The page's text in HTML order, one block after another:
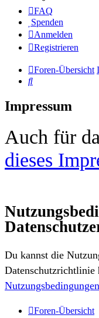
FAQ
Spenden
Anmelden
Registrieren
Foren-Übersicht
Suche
Impressum
Auch für
dieses
Du kannst die
Datenschutzrichtlinie
Nutzungsbedingungen
Foren-Übersicht